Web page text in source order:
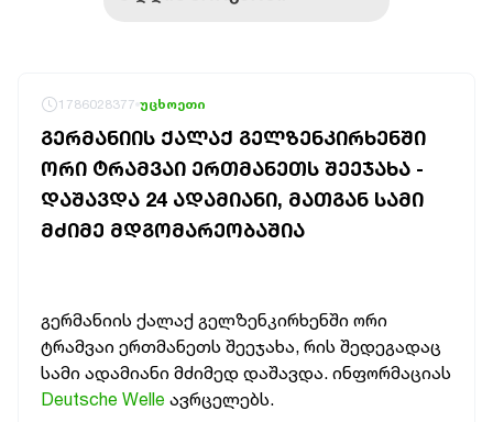
1786028377 უცხოეთი
ᲒᲔᲠᲛᲐᲜᲘᲘᲡ ᲥᲐᲚᲐᲥ ᲒᲔᲚᲖᲔᲜᲙᲘᲠᲮᲔᲜᲨᲘ
ᲝᲠᲘ ᲢᲠᲐᲛᲕᲐᲘ ᲔᲠᲗᲛᲐᲜᲔᲗᲡ ᲨᲔᲔᲯᲐᲮᲐ -
ᲓᲐᲨᲐᲕᲓᲐ 24 ᲐᲓᲐᲛᲘᲐᲜᲘ, ᲛᲐᲗᲒᲐᲜ ᲡᲐᲛᲘ
ᲛᲫᲘᲛᲔ ᲛᲓᲒᲝᲛᲐᲠᲔᲝᲑᲐᲨᲘᲐ
გერმანიის ქალაქ გელზენკირხენში ორი
ტრამვაი ერთმანეთს შეეჯახა, რის შედეგადაც
სამი ადამიანი მძიმედ დაშავდა. ინფორმაციას
Deutsche Welle ავრცელებს.